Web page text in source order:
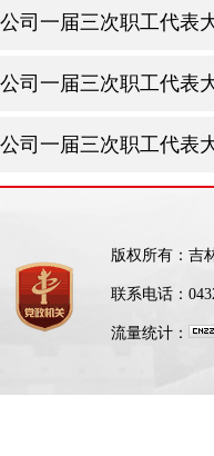
公司一届三次职工代表
公司一届三次职工代表
公司一届三次职工代表
版权所有：吉
联系电话：
流量统计：